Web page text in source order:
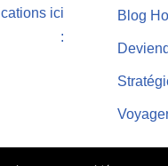
ici
:
Blog